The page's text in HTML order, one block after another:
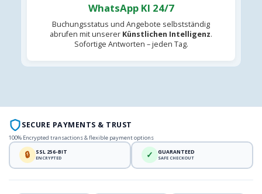
WhatsApp KI 24/7
Buchungsstatus und Angebote selbstständig
abrufen mit unserer Künstlichen Intelligenz.
Sofortige Antworten – jeden Tag.
SECURE PAYMENTS & TRUST
100% Encrypted transactions & flexible payment options
🔒 SSL 256-BIT
ENCRYPTED ✓ GUARANTEED
SAFE CHECKOUT